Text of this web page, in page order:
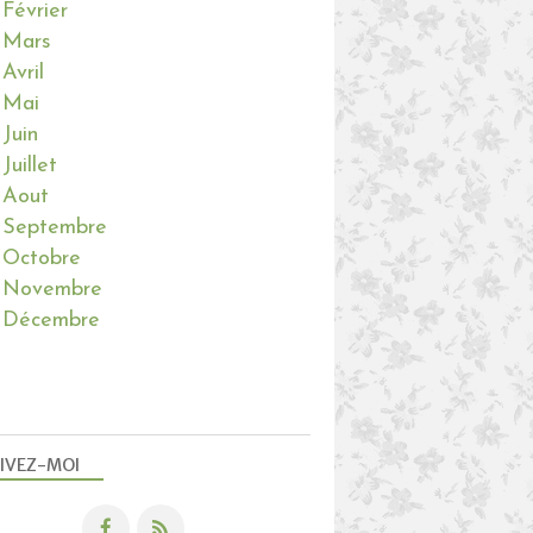
MOI
Février
Mars
Avril
Mai
Juin
Juillet
Aout
Septembre
Octobre
Novembre
Décembre